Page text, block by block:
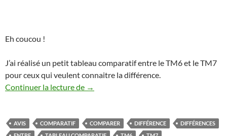
Eh coucou !
J’ai réalisé un petit tableau comparatif entre le TM6 et le TM7
pour ceux qui veulent connaitre la différence.
Continuer la lecture de Comparatif Thermomix TM6 et TM7
→
AVIS COMPARATIF COMPARER DIFFÉRENCE
DIFFÉRENCES